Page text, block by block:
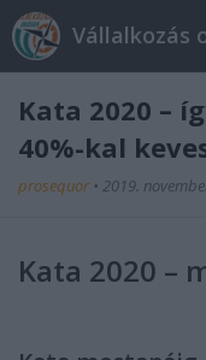
Vállalkozás
Kata 2020 –
40%-kal
prosequor • 2019.
Kata 2020 –